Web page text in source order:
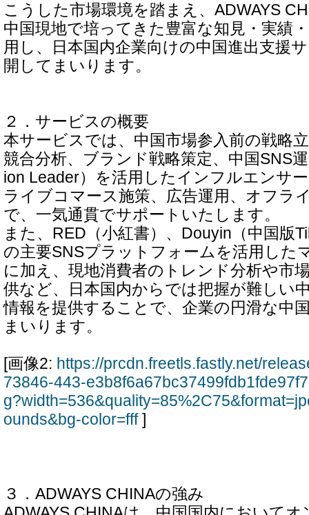
こうした市場環境を踏まえ、ADWAYS
中国現地で培ってきた豊富な知見・実績
用し、日本国内企業向けの中国進出支援
開してまいります。
２．サービスの概要
本サービスでは、中国市場参入前の戦略
競合分析、ブランド戦略策定、中国SNS
ion Leader）を活用したインフルエンサ
ライブコマース施策、広告運用、オフラ
で、一気通貫でサポートいたします。
また、RED（小紅書）、Douyin（中国版
の主要SNSプラットフォームを活用した
に加え、現地消費者のトレンド分析や市
供など、日本国内からでは把握が難しい
情報を提供することで、企業の円滑な中
まいります。
[画像2: https://prcdn.freetls.fastly.net/
73846-443-
ounds&bg-color=fff]
３．ADWAYS CHINAの強み